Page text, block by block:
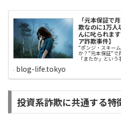
「元本保証で
欺なのに1万人
んに叱られま
ア詐欺事件】
”ポンジ・スキー
か？”元本保証”
「またか」とい
と、月３％の利率
アジャパンホール
疑者（41）ら10
銅子容疑者は自ら
ェブサイトで「シ
を展開する実業家
blog-life.tokyo
投資系詐欺に共通する特